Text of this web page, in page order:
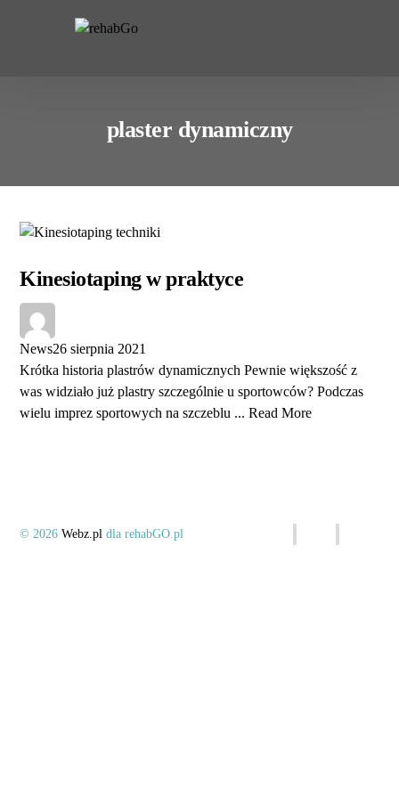
plaster dynamiczny
Kinesiotaping w praktyce
News26 sierpnia 2021
Krótka historia plastrów dynamicznych Pewnie większość z
was widziało już plastry szczególnie u sportowców? Podczas
wielu imprez sportowych na szczeblu ...Read More
© 2026Webz.pl dla rehabGO.pl